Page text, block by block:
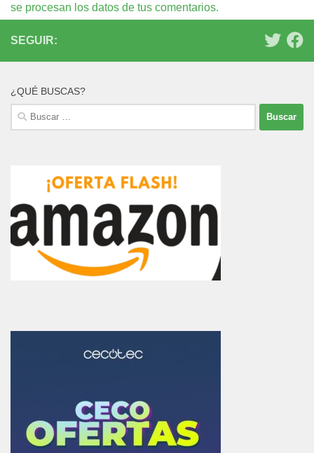
se procesan los datos de tus comentarios.
SEGUIR:
¿QUÉ BUSCAS?
Buscar: